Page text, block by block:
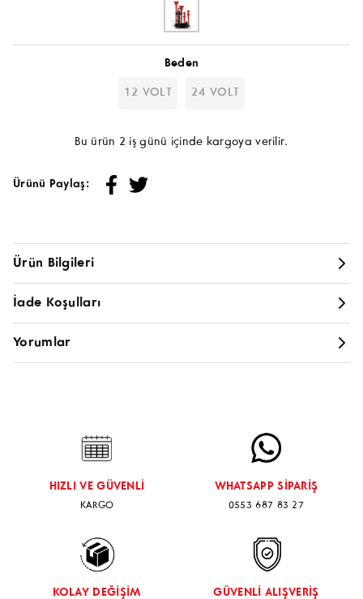
Beden
12 VOLT 24 VOLT
Bu ürün 2 iş günü içinde kargoya verilir.
Ürünü Paylaş:
Ürün Bilgileri
6 BORULU YANKILI DADAN KORNA
24V VE 12V SEÇENEKLERİ MEVCUTTUR.
SAĞLAYABİLİRSİNİZ
İade Koşulları
Yorumlar
Bu ürün için toplam0yorum yapılmıştır. Yorum yapabilmeniz
HIZLI VE GÜVENLİ
KARGO
WHATSAPP SİPARİŞ
0553 687 83 27
KOLAY DEĞİŞİM GÜVENLİ ALIŞVERİŞ